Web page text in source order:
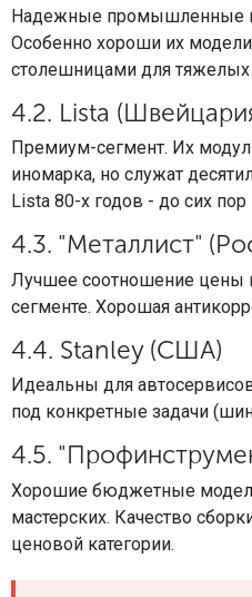
Надежные промышленные
Особенно хороши их
столешницами для тяжелых
4.2. Lista
Премиум-сегмент. Их
иномарка, но служат
Lista 80-х годов - до сих
4.3. "Металлист"
Лучшее соотношение цены
сегменте. Хорошая
4.4. Stanley (США)
Идеальны для
под конкретные задачи
4.5.
Хорошие бюджетные
мастерских. Качество
ценовой категории.